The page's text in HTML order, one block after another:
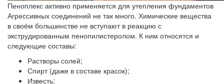
Пеноплекс активно применяется для утепления фундаментов
Агрессивных соединений не так много. Химические вещества
в своём большинстве не вступают в реакцию с
экструдированным пенопилистеролом. К ним относятся и
следующие составы:
Растворы солей;
Спирт (даже в составе красок);
Известь;